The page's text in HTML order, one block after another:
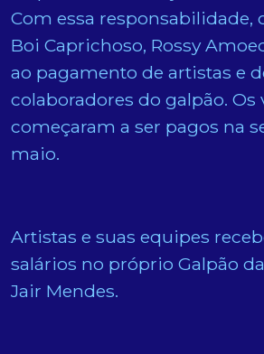
Com essa responsabilidade,
Boi Caprichoso, Rossy
ao pagamento de artistas e
colaboradores do galpão.
começaram a ser pagos na
maio.
Artistas e suas equipes
salários no próprio Galpão
Jair Mendes.